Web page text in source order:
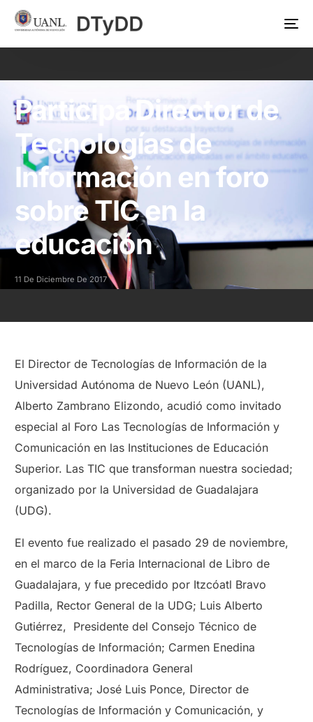
Participa Director de
Tecnologías de
Información en foro
sobre TIC en la
educación
11 De Diciembre De 2017
El Director de Tecnologías de Información de la
Universidad Autónoma de Nuevo León (UANL),
Alberto Zambrano Elizondo, acudió como invitado
especial al Foro Las Tecnologías de Información y
Comunicación en las Instituciones de Educación
Superior. Las TIC que transforman nuestra sociedad;
organizado por la Universidad de Guadalajara
(UDG).
El evento fue realizado el pasado 29 de noviembre,
en el marco de la Feria Internacional de Libro de
Guadalajara, y fue precedido por Itzcóatl Bravo
Padilla, Rector General de la UDG; Luis Alberto
Gutiérrez, Presidente del Consejo Técnico de
Tecnologías de Información; Carmen Enedina
Rodríguez, Coordinadora General
Administrativa; José Luis Ponce, Director de
Tecnologías de Información y Comunicación, y